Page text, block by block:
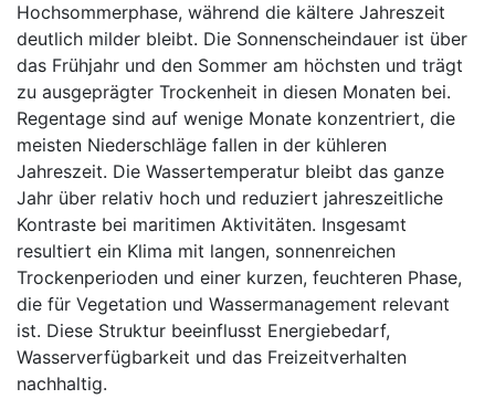
Hochsommerphase, während die kältere Jahreszeit
deutlich milder bleibt. Die Sonnenscheindauer ist über
das Frühjahr und den Sommer am höchsten und trägt
zu ausgeprägter Trockenheit in diesen Monaten bei.
Regentage sind auf wenige Monate konzentriert, die
meisten Niederschläge fallen in der kühleren
Jahreszeit. Die Wassertemperatur bleibt das ganze
Jahr über relativ hoch und reduziert jahreszeitliche
Kontraste bei maritimen Aktivitäten. Insgesamt
resultiert ein Klima mit langen, sonnenreichen
Trockenperioden und einer kurzen, feuchteren Phase,
die für Vegetation und Wassermanagement relevant
ist. Diese Struktur beeinflusst Energiebedarf,
Wasserverfügbarkeit und das Freizeitverhalten
nachhaltig.